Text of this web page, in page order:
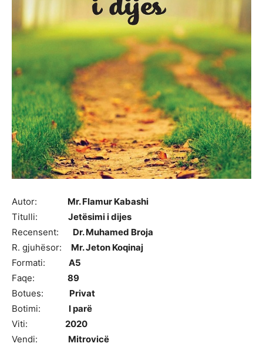
Autor: Mr. Flamur Kabashi
Titulli: Jetësimi i dijes
Recensent: Dr. Muhamed Broja
R. gjuhësor: Mr. Jeton Koqinaj
Formati: A5
Faqe: 89
Botues: Privat
Botimi: I parë
Viti: 2020
Vendi: Mitrovicë